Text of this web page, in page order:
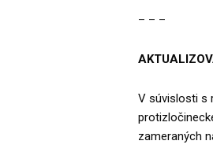
– – –
V súvislosti s
zameraných